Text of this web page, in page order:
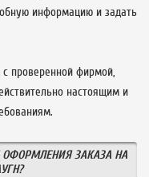
информацию и задать
с проверенной фирмой,
настоящим и
ЗАКАЗА НА